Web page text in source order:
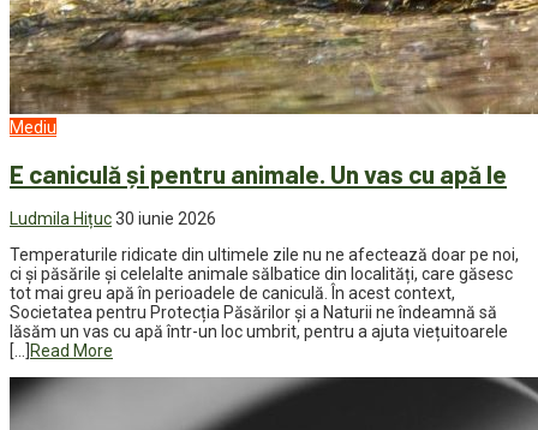
Mediu
E caniculă și pentru animale. Un vas cu apă le
Ludmila Hițuc30 iunie 2026
Temperaturile ridicate din ultimele zile nu ne afectează doar pe noi,
ci și păsările și celelalte animale sălbatice din localități, care găsesc
tot mai greu apă în perioadele de caniculă. În acest context,
Societatea pentru Protecția Păsărilor și a Naturii ne îndeamnă să
lăsăm un vas cu apă într-un loc umbrit, pentru a ajuta viețuitoarele
[…]
Read More